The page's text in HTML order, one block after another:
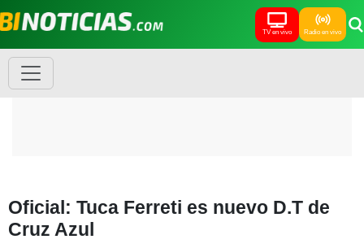
TV en vivo Radio en vivo
Oficial: Tuca Ferreti es nuevo D.T de
Cruz Azul